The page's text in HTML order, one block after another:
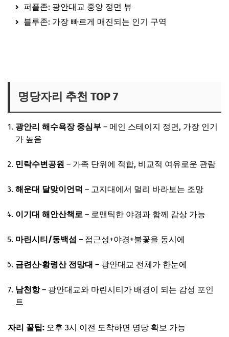
퍼플존: 광안대교 중앙 정면 뷰
블루존: 가장 빠르게 매진되는 인기 구역
명당자리 추천 TOP 7
광안리 해수욕장 중심부 – 메인 스테이지 정면, 가장 인기
가 높음
민락수변공원 – 가족 단위에 적합, 비교적 여유로운 관람
해운대 달맞이언덕 – 고지대에서 멀리 바라보는 조망
이기대 해안산책로 – 로맨틱한 야경과 함께 감상 가능
마린시티/동백섬 – 접근성+야경+불꽃을 동시에
금련산·황령산 전망대 – 광안대교 전체가 한눈에
남천항– 광안대교와 마린시티가 배경이 되는 감성 포인
트
자리 꿀팁: 오후 3시 이전 도착하면 명당 확보 가능